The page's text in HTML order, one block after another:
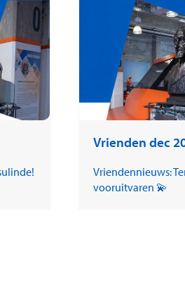
Vrienden dec
Vriendennieuws:
vooruitvaren 💫